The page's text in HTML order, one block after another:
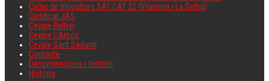
Celler de Viticultors SAT CAT 22 (Vilanova i La Geltrú)
Certificat JAS
Cevipe Bellvei
Cevipe L’Arboç
Cevipe Sant Sadurní
Contacte
Denominacions i territori
Història